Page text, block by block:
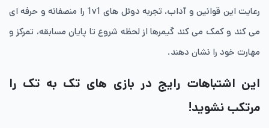
رعایت این قوانین و آداب، تجربه دوئل های 1v1 را منصفانه و حرفه ای
می کند و کمک می کند گیمرها از لحظه شروع تا پایان مسابقه، تمرکز و
مهارت خود را نشان دهند.
این اشتباهات رایج در بازی های تک به تک را
مرتکب نشوید!